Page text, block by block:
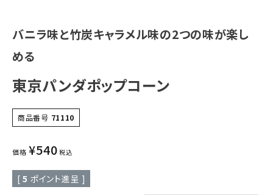
バニラ味と竹炭キャラメル味の2つの味が楽し
める
東京パンダポップコーン
商品番号 71110
価格 ¥540 税込
[ 5 ポイント進呈 ]